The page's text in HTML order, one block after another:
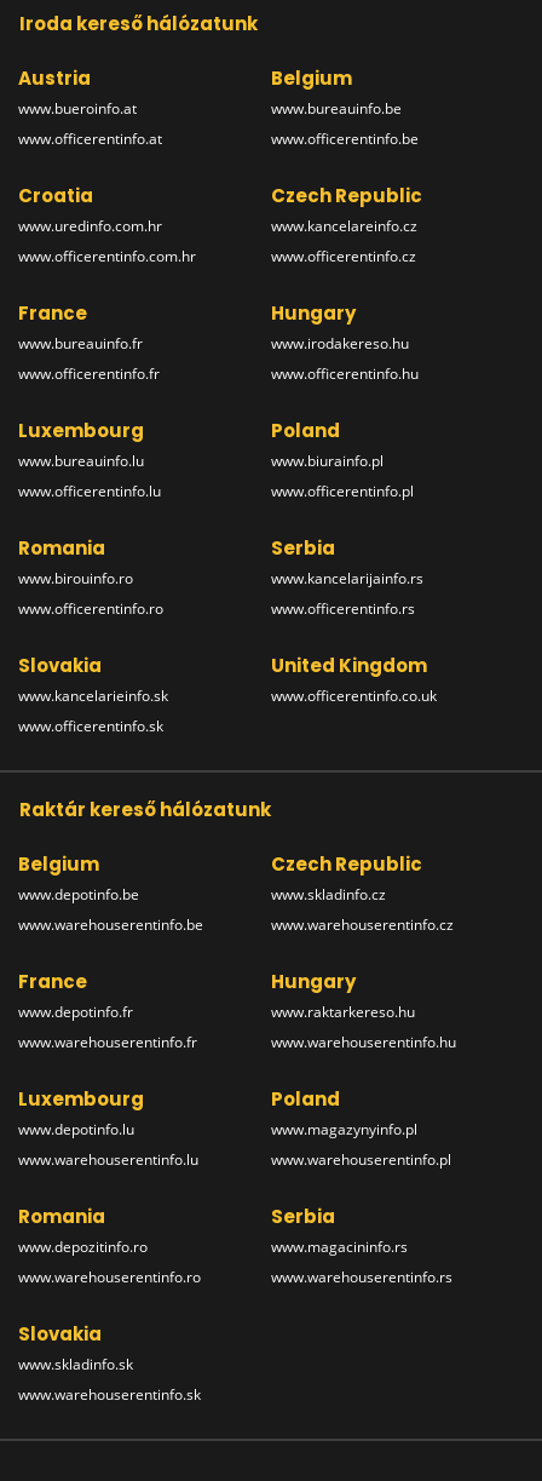
Iroda kereső hálózatunk
Austria
www.bueroinfo.at
www.officerentinfo.at
Belgium
www.bureauinfo.be
www.officerentinfo.be
Croatia
www.uredinfo.com.hr
www.officerentinfo.com.hr
Czech Republic
www.kancelareinfo.cz
www.officerentinfo.cz
France
www.bureauinfo.fr
www.officerentinfo.fr
Hungary
www.irodakereso.hu
www.officerentinfo.hu
Luxembourg
www.bureauinfo.lu
www.officerentinfo.lu
Poland
www.biurainfo.pl
www.officerentinfo.pl
Romania
www.birouinfo.ro
www.officerentinfo.ro
Serbia
www.kancelarijainfo.rs
www.officerentinfo.rs
Slovakia
www.kancelarieinfo.sk
www.officerentinfo.sk
United Kingdom
www.officerentinfo.co.uk
Raktár kereső hálózatunk
Belgium
www.depotinfo.be
www.warehouserentinfo.be
Czech Republic
www.skladinfo.cz
www.warehouserentinfo.cz
France
www.depotinfo.fr
www.warehouserentinfo.fr
Hungary
www.raktarkereso.hu
www.warehouserentinfo.hu
Luxembourg
www.depotinfo.lu
www.warehouserentinfo.lu
Poland
www.magazynyinfo.pl
www.warehouserentinfo.pl
Romania
www.depozitinfo.ro
www.warehouserentinfo.ro
Serbia
www.magacininfo.rs
www.warehouserentinfo.rs
Slovakia
www.skladinfo.sk
www.warehouserentinfo.sk